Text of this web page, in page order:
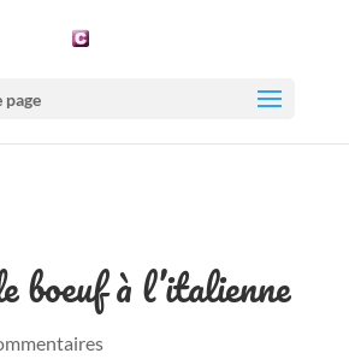
page
boeuf à l’italienne